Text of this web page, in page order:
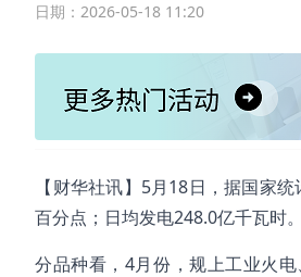
日期： 2026-05-18 11:20
【财华社讯】5月18日，据国家
百分点；日均发电248.0亿千瓦时
分品种看，4月份，规上工业火